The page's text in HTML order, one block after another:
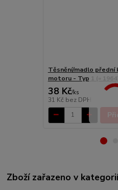
Těsnění/madlo přední
motoru - Typ 1 (» 1964)
38 Kč/ks
31 Kč bez DPH
Zboží zařazeno v